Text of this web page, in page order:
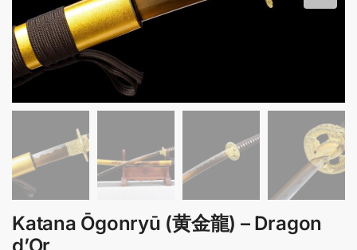
Katana Ōgonryū (黄金龍) – Dragon